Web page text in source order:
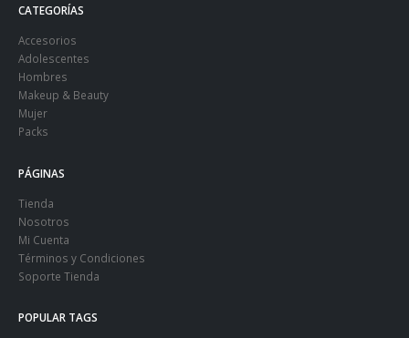
CATEGORÍAS
Accesorios
Adolescentes
Hombres
Makeup & Beauty
Mujer
Packs
PÁGINAS
Tienda
Nosotros
Mi Cuenta
Términos y Condiciones
Soporte Tienda
POPULAR TAGS